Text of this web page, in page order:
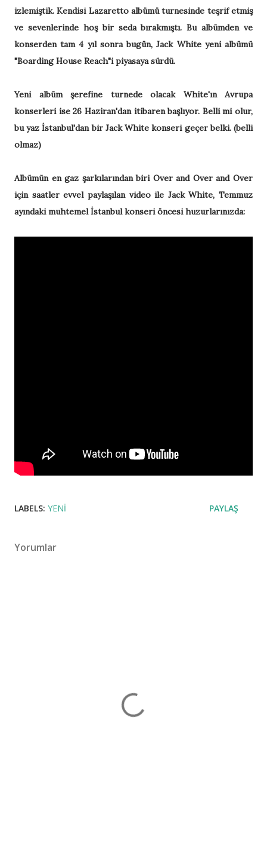
izlemiştik. Kendisi Lazaretto albümü turnesinde teşrif etmiş
ve sevenlerinde hoş bir seda bırakmıştı. Bu albümden ve
konserden tam 4 yıl sonra bugün, Jack White yeni albümü
"Boarding House Reach"i piyasaya sürdü.
Yeni albüm şerefine turnede olacak White'ın Avrupa
konserleri ise 26 Haziran'dan itibaren başlıyor. Belli mi olur,
bu yaz İstanbul'dan bir Jack White konseri geçer belki. (belli
olmaz)
Albümün en gaz şarkılarından biri Over and Over and Over
için saatler evvel paylaşılan video ile Jack White, Temmuz
ayındaki muhtemel İstanbul konseri öncesi huzurlarınızda:
LABELS: YENI PAYLAŞ
Yorumlar